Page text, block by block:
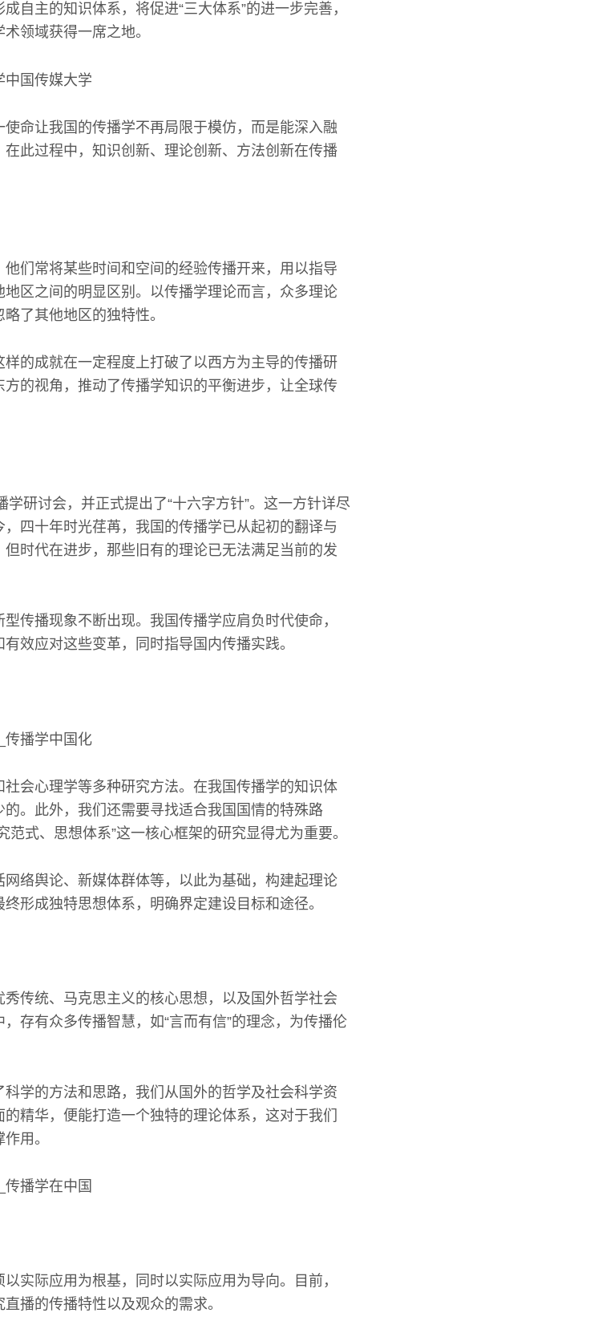
自主的知识体系，将促进“三大体系”的进一步完善，
领域获得一席之地。
命让我国的传播学不再局限于模仿，而是能深入融
此过程中，知识创新、理论创新、方法创新在传播
们常将某些时间和空间的经验传播开来，用以指导
区之间的明显区别。以传播学理论而言，众多理论
了其他地区的独特性。
的成就在一定程度上打破了以西方为主导的传播研
的视角，推动了传播学知识的平衡进步，让全球传
研讨会，并正式提出了“十六字方针”。这一方针详尽
四十年时光荏苒，我国的传播学已从起初的翻译与
时代在进步，那些旧有的理论已无法满足当前的发
传播现象不断出现。我国传播学应肩负时代使命，
效应对这些变革，同时指导国内传播实践。
会心理学等多种研究方法。在我国传播学的知识体
。此外，我们还需要寻找适合我国国情的特殊路
式、思想体系”这一核心框架的研究显得尤为重要。
络舆论、新媒体群体等，以此为基础，构建起理论
形成独特思想体系，明确界定建设目标和途径。
传统、马克思主义的核心思想，以及国外哲学社会
存有众多传播智慧，如“言而有信”的理念，为传播伦
学的方法和思路，我们从国外的哲学及社会科学资
精华，便能打造一个独特的理论体系，这对于我们
用。
实际应用为根基，同时以实际应用为导向。目前，
播的传播特性以及观众的需求。